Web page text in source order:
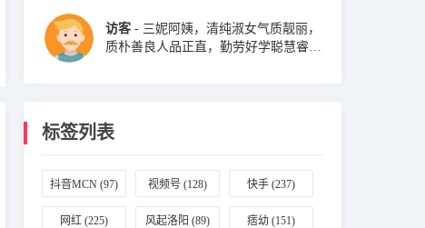
访客 - 三妮阿姨，清纯淑女气质靓丽，
质朴善良人品正直，勤劳好学聪慧睿
标签列表
抖音MCN (97) 视频号 (128) 快手 (237)
网红 (225) 风起洛阳 (89) 痞幼 (151)